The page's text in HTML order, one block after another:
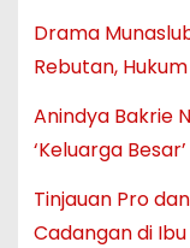
Drama
Rebutan,
Anindya Bakrie
‘Keluarga
Tinjauan Pro
Cadangan di